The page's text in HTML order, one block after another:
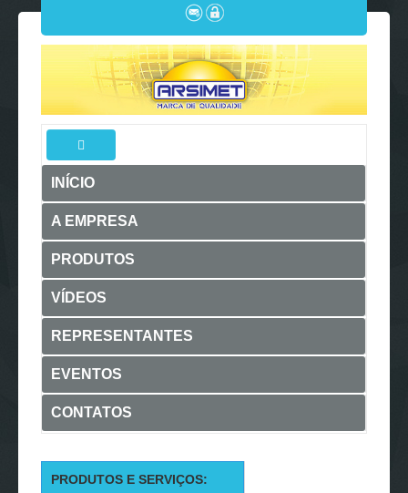
INÍCIO
A EMPRESA
PRODUTOS
VÍDEOS
REPRESENTANTES
EVENTOS
CONTATOS
PRODUTOS E SERVIÇOS: